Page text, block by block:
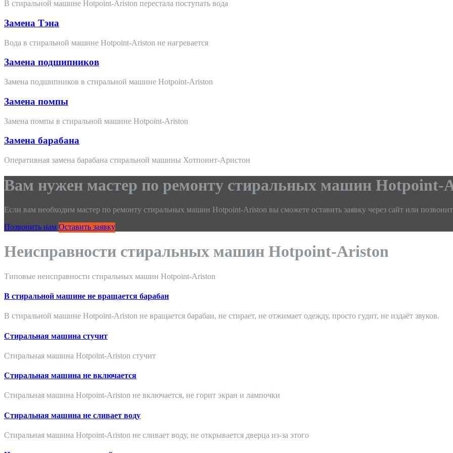
В стиральной машине Hotpoint-Ariston перестала поступать вода
Замена Тэна
Вода в стиральной машине Hotpoint-Ariston не нагревается
Замена подшипников
Замена подшипников в стиральной машине Hotpoint-Ariston
Замена помпы
Замена помпы в стиральной машине Hotpoint-Ariston
Замена барабана
Оперативная замена барабана стиральной машины Хотпоинт-Аристон
Вам нужен мастер по ремонту стиральных машин Hotpoint-
Если вам необходим мастер по ремонту стиральных машин Hotpoint-Ariston вы сможете оставить заявку через сайт или
Позвонить нам Оставить заявку
Неисправности стиральных машин Hotpoint-Ariston
Типовые неисправности стиральных машин Hotpoint-Ariston
В стиральной машине не вращается барабан
В стиральной машине Hotpoint-Ariston не вращается барабан, не стирает, не отжимает одежду, просто гудит, не издаёт звуков.
Стиральная машина стучит
Стиральная машина Hotpoint-Ariston стучит
Стиральная машина не включается
Стиральная машина Hotpoint-Ariston не включается, не горит экран и лампочки
Стиральная машина не сливает воду
Стиральная машина Hotpoint-Ariston не сливает воду, не открывается дверца из-за этого